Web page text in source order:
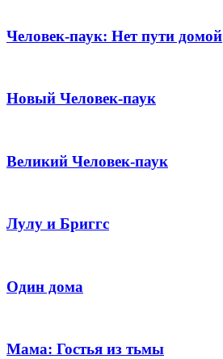
Человек-паук: Нет пути домой
Новый Человек-паук
Великий Человек-паук
Лулу и Бриггс
Один дома
Мама: Гостья из тьмы